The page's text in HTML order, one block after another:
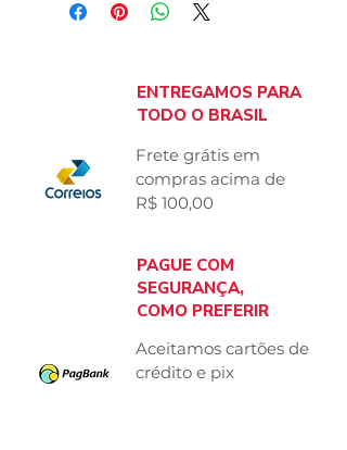
ENTREGAMOS PARA
TODO O BRASIL
Frete grátis em
compras acima de
R$ 100,00
PAGUE COM
SEGURANÇA,
COMO PREFERIR
Aceitamos cartões de
crédito e pix